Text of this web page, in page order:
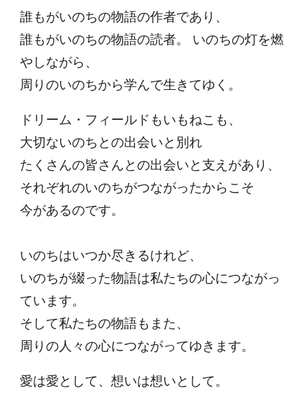
誰もがいのちの物語の作者であり、
誰もがいのちの物語の読者。 いのちの灯を燃
やしながら、
周りのいのちから学んで生きてゆく。
ドリーム・フィールドもいもねこも、
大切ないのちとの出会いと別れ
たくさんの皆さんとの出会いと支えがあり、
それぞれのいのちがつながったからこそ
今があるのです。
いのちはいつか尽きるけれど、
いのちが綴った物語は私たちの心につながっ
ています。
そして私たちの物語もまた、
周りの人々の心につながってゆきます。
愛は愛として、想いは想いとして。